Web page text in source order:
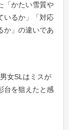
「かたい雪質や
いるか」「対応
か」の違いであ
女SLはミスが
台を狙えたと感